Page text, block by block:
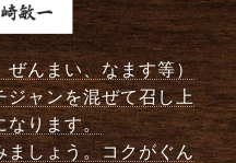
んまい、なます等）
ャンを混ぜて召し上
なります。
しょう。コクがぐん